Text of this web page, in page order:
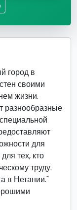
город в
своими
жизни.
разнообразные
для
тех, кто
труду.
в Нетании."